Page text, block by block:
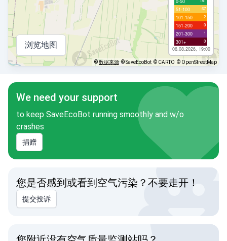
51-100 67
101-150 2
151-200 0
201-300 1
301+ 0
06.08.2026, 19:00
浏览地图
©数据来源 © SaveEcoBot © CARTO © OpenStreetMap
We need your support
to keep SaveEcoBot running smoothly and w/o
crashes
捐赠
您是否感到或看到空气污染？不要走开！
提交投诉